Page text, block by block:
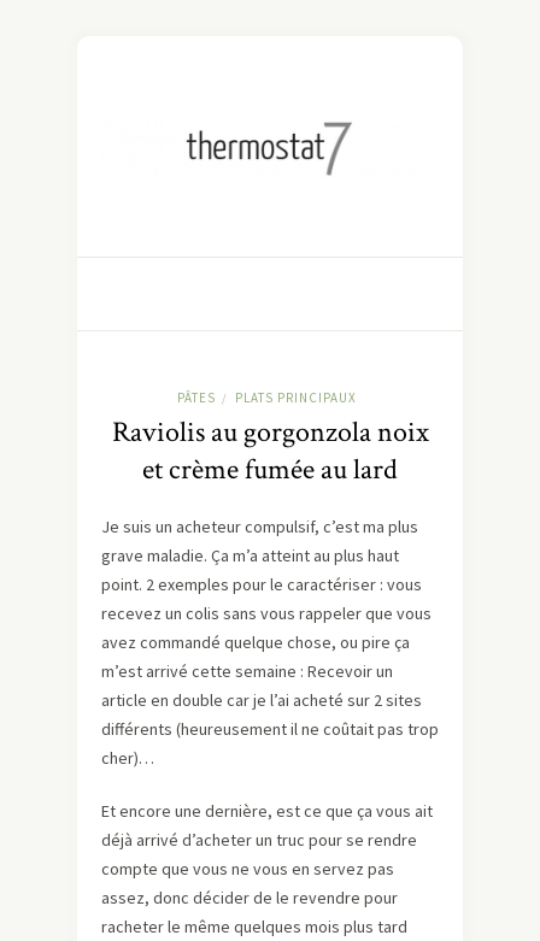
PÂTES / PLATS PRINCIPAUX
Raviolis au gorgonzola noix
et crème fumée au lard
Je suis un acheteur compulsif, c’est ma plus
grave maladie. Ça m’a atteint au plus haut
point. 2 exemples pour le caractériser : vous
recevez un colis sans vous rappeler que vous
avez commandé quelque chose, ou pire ça
m’est arrivé cette semaine : Recevoir un
article en double car je l’ai acheté sur 2 sites
différents (heureusement il ne coûtait pas trop
cher)…
Et encore une dernière, est ce que ça vous ait
déjà arrivé d’acheter un truc pour se rendre
compte que vous ne vous en servez pas
assez, donc décider de le revendre pour
racheter le même quelques mois plus tard